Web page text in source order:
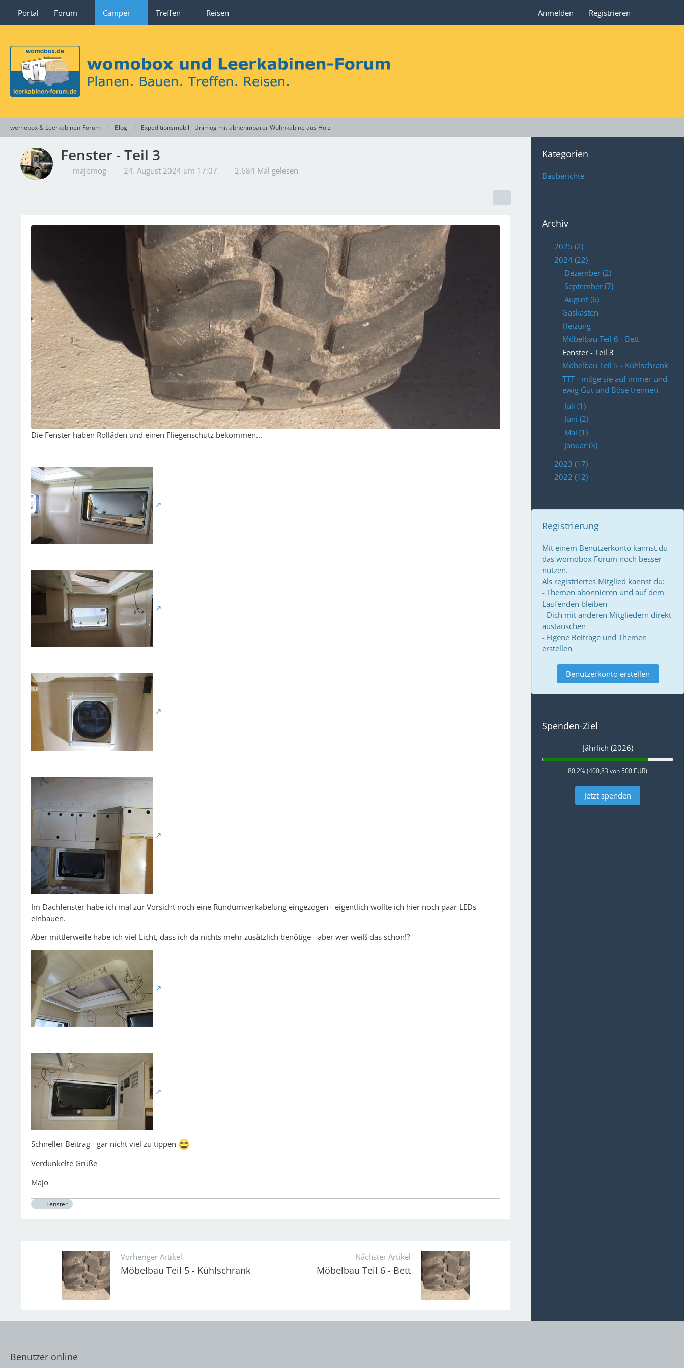
Portal Forum Camper Treffen Reisen Anmelden Registrieren
womobox & Leerkabinen-Forum Blog Expeditionsmobil - Unimog mit abnehmbarer Wohnkabine aus Holz
Fenster - Teil 3
majomog 24. August 2024 um 17:07 2.684 Mal gelesen
Die Fenster haben Rolläden und einen Fliegenschutz bekommen...
Im Dachfenster habe ich mal zur Vorsicht noch eine Rundumverkabelung eingezogen - eigentlich wollte ich hier noch paar LEDs
einbauen.
Aber mittlerweile habe ich viel Licht, dass ich da nichts mehr zusätzlich benötige - aber wer weiß das schon!?
Schneller Beitrag - gar nicht viel zu tippen
Verdunkelte Grüße
Majo
Fenster
Vorheriger Artikel
Möbelbau Teil 5 - Kühlschrank
Nächster Artikel
Möbelbau Teil 6 - Bett
Kategorien
Bauberichte
Archiv
2025 (2)
2024 (22)
Dezember (2)
September (7)
August (6)
Gaskasten
Heizung
Möbelbau Teil 6 - Bett
Fenster - Teil 3
Möbelbau Teil 5 - Kühlschrank
TTT - möge sie auf immer und
ewig Gut und Böse trennen
Juli (1)
Juni (2)
Mai (1)
Januar (3)
2023 (17)
2022 (12)
Registrierung
Mit einem Benutzerkonto kannst du
das womobox Forum noch besser
nutzen.
Als registriertes Mitglied kannst du:
- Themen abonnieren und auf dem
Laufenden bleiben
- Dich mit anderen Mitgliedern direkt
austauschen
- Eigene Beiträge und Themen
erstellen
Benutzerkonto erstellen
Spenden-Ziel
Jährlich (2026)
80,2% (400,83 von 500 EUR)
Jetzt spenden
Benutzer online